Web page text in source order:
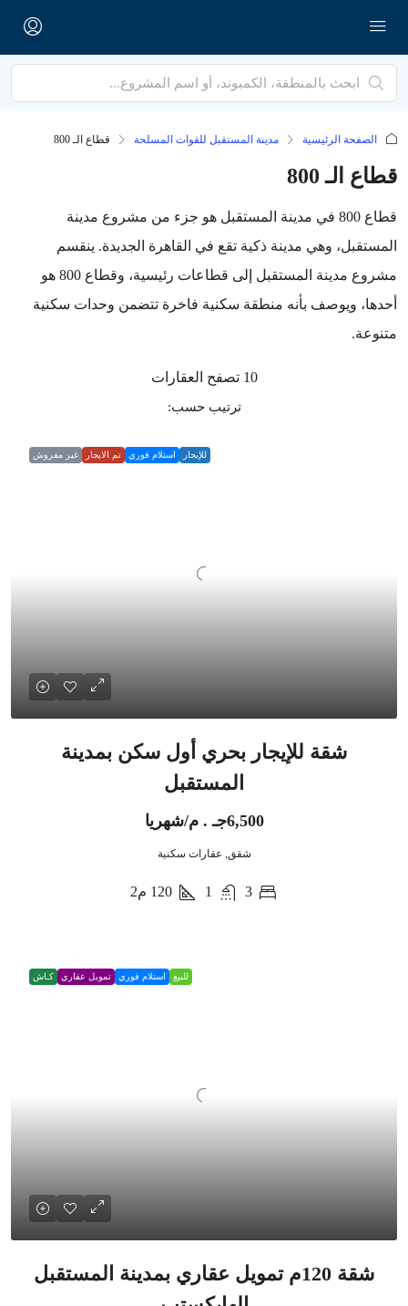
الصفحة الرئيسية مدينة المستقبل للقوات المسلحة قطاع الـ 800
قطاع الـ 800
قطاع 800 في مدينة المستقبل هو جزء من مشروع مدينة
المستقبل، وهي مدينة ذكية تقع في القاهرة الجديدة. ينقسم
مشروع مدينة المستقبل إلى قطاعات رئيسية، وقطاع 800 هو
أحدها، ويوصف بأنه منطقة سكنية فاخرة تتضمن وحدات سكنية
متنوعة.
10 تصفح العقارات
ترتيب حسب:
للإيجار استلام فوري تم الايجار غير مفروش
شقة للإيجار بحري أول سكن بمدينة
المستقبل
6,500جـ . م/شهريا
شقق, عقارات سكنية
3
1
120 م2
للبيع استلام فوري تمويل عقاري كـاش
شقة 120م تمويل عقاري بمدينة المستقبل